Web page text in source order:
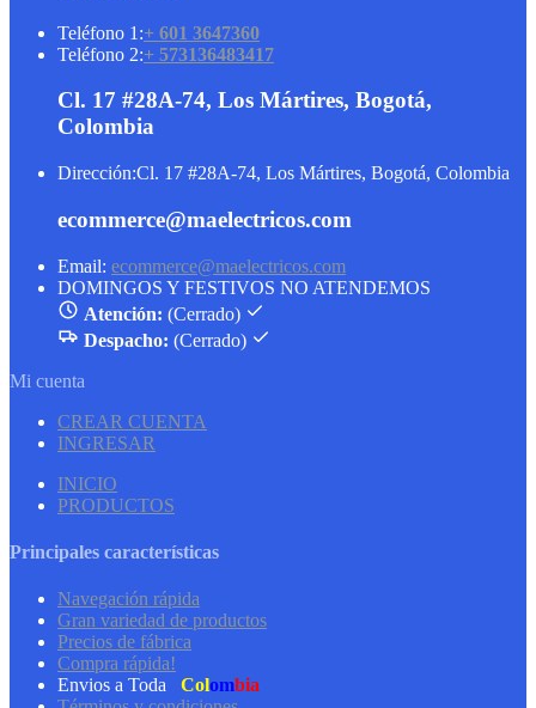
Teléfono 1:+ 601 3647360
Teléfono 2:+ 573136483417
Cl. 17 #28A-74, Los Mártires, Bogotá,
Colombia
Dirección:Cl. 17 #28A-74, Los Mártires, Bogotá, Colombia
ecommerce@maelectricos.com
Email: ecommerce@maelectricos.com
DOMINGOS Y FESTIVOS NO ATENDEMOS
Atención: (Cerrado)
Despacho: (Cerrado)
Mi cuenta
CREAR CUENTA
INGRESAR
INICIO
PRODUCTOS
Principales características
Navegación rápida
Gran variedad de productos
Precios de fábrica
Compra rápida!
Envios a Toda
Colombia